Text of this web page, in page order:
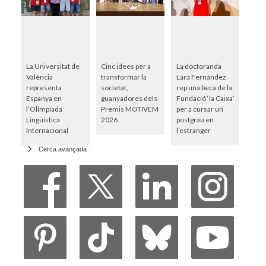
La Universitat de
València
representa
Espanya en
l’Olimpíada
Lingüística
Internacional
Cinc idees per a
transformar la
societat,
guanyadores dels
Premis MOTIVEM
2026
La doctoranda
Lara Fernández
rep una beca de la
Fundació ‘la Caixa’
per a cursar un
postgrau en
l’estranger
Cerca avançada